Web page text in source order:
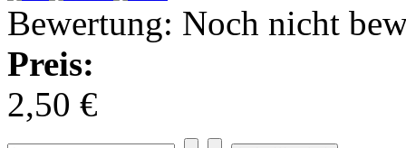
Bewertung: Noch nicht
Preis:
2,50 €